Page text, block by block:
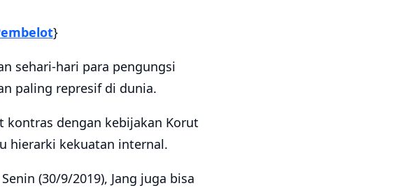
}
sehari-hari para pengungsi
paling represif di dunia.
kontras dengan kebijakan Korut
hierarki kekuatan internal.
(30/9/2019), Jang juga bisa